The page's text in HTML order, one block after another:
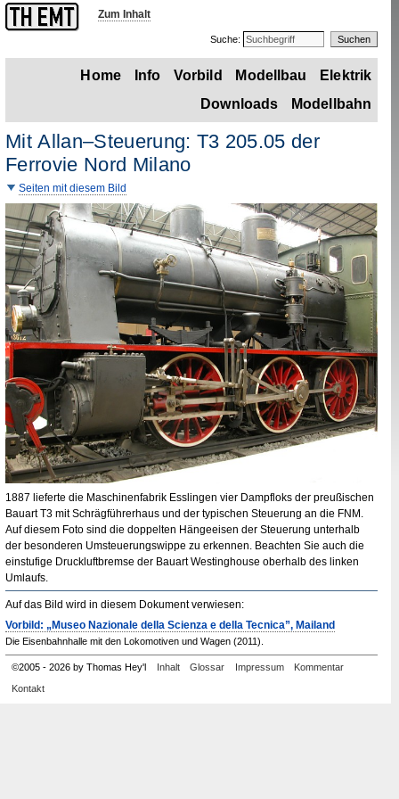
Zum Inhalt
Suche:
Home Info Vorbild Modellbau
Elektrik
Downloads
Modellbahn
MitAllan–Steuerung: T3 205.05 der
Ferrovie Nord Milano
Seiten mit diesem Bild
1887 lieferte die Maschinenfabrik Esslingen vier Dampfloks der preußischen
Bauart T3 mit Schrägführerhaus und der typischen Steuerung an die FNM.
Auf diesem Foto sind die doppelten Hängeeisen der Steuerung unterhalb
der besonderen Umsteuerungswippe zu erkennen. Beachten Sie auch die
einstufige Druckluftbremse der BauartWestinghouse oberhalb des linken
Umlaufs.
Auf das Bild wird in diesem Dokument verwiesen:
Vorbild: „Museo Nazionale della Scienza e della Tecnica”, Mailand
Die Eisenbahnhalle mit den Lokomotiven und Wagen (2011).
©2005- 2026 by Thomas Hey'l Inhalt Glossar Impressum
Kommentar
Kontakt